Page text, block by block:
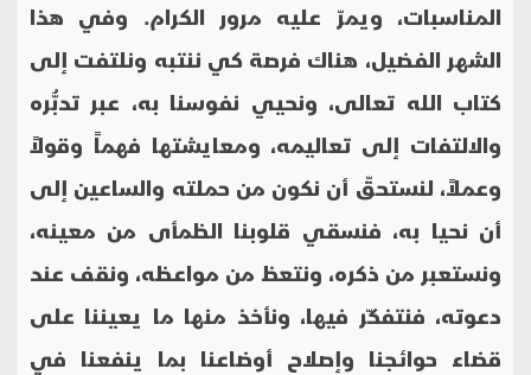
المناسبات، ويمرّ عليه مرور الكرام. وفي هذا
الشهر الفضيل، هناك فرصة كي ننتبه ونلتفت إلى
كتاب الله تعالى، ونحيي نفوسنا به، عبر تدبُّره
والالتفات إلى تعاليمه، ومعايشتها فهماً وقولاً
وعملاً، لنستحقّ أن نكون من حملته والساعين إلى
أن نحيا به، فنسقي قلوبنا الظمأى من معينه،
ونستعبر من ذكره، ونتعظ من مواعظه، ونقف عند
دعوته، فنتفكّر فيها، ونأخذ منها ما يعيننا على
قضاء حوائجنا وإصلاح أوضاعنا بما ينفعنا في